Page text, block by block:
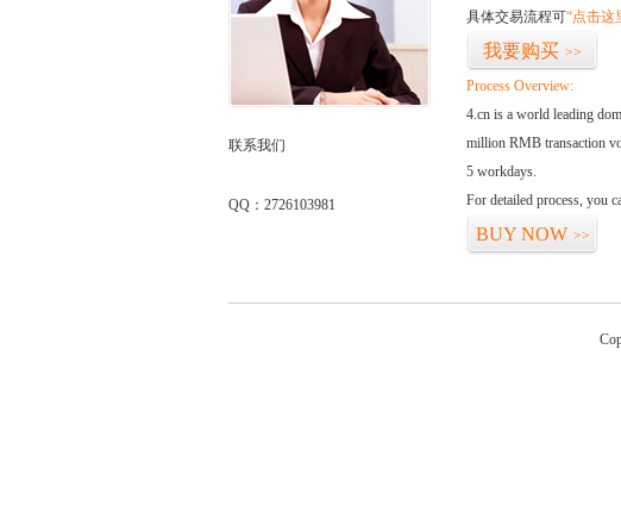
联系我们
QQ：2726103981
具体交易流程可“点击这
我要购买 >>
Process Overview:
4.cn is a world leading
million RMB transaction
5 workdays.
For detailed process, you
BUY NOW >>